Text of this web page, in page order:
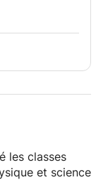
les classes
et science